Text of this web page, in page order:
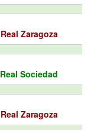
Real Zaragoza
Real Sociedad
Real Zaragoza